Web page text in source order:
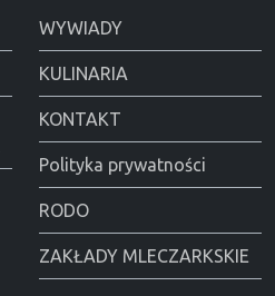
WYWIADY
KULINARIA
KONTAKT
Polityka prywatności
RODO
ZAKŁADY MLECZARKSKIE